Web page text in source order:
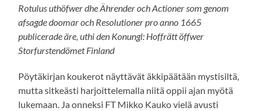
Rotulus uthöfwer dhe Ährender och Actioner som genom
afsagde doomar och Resolutioner pro anno 1665
publicerade äre, uthi den Konungl: Hoffrätt öffwer
Storfurstendömet Finland
Pöytäkirjan koukerot näyttävät äkkipäätään mystisiltä,
mutta sitkeästi harjoittelemalla niitä oppii ajan myötä
lukemaan. Ja onneksi FT Mikko Kauko vielä avusti